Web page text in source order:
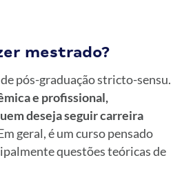
mestrado?
pós-graduação stricto-sensu.
e profissional,
deseja seguir carreira
geral, é um curso pensado
questões teóricas de